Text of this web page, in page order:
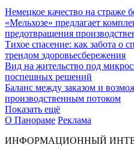
Немецкое качество на страже
«Мельхозе» предлагает
предотвращения
Тихое спасение: как забота о
трендом здоровьесбережения
Вид на жительство под
поспешных решений
Баланс между заказом и
производственным потоком
Показать ещё
О Панораме Реклама
ИНФОРМАЦИОННЫЙ